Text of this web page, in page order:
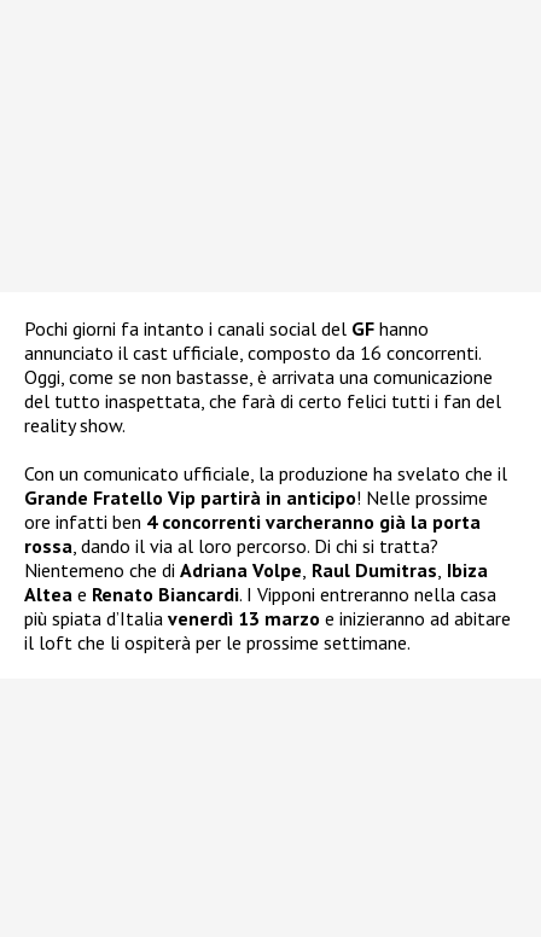
Pochi giorni fa intanto i canali social del GF hanno
annunciato il cast ufficiale, composto da 16 concorrenti.
Oggi, come se non bastasse, è arrivata una comunicazione
del tutto inaspettata, che farà di certo felici tutti i fan del
reality show.
Con un comunicato ufficiale, la produzione ha svelato che il
Grande Fratello Vip partirà in anticipo! Nelle prossime
ore infatti ben 4 concorrenti varcheranno già la porta
rossa , dando il via al loro percorso. Di chi si tratta?
Nientemeno che di Adriana Volpe Raul Dumitras Ibiza
Altea e Renato Biancardi. I Vipponi entreranno nella casa
più spiata d’Italia venerdì 13 marzo e inizieranno ad abitare
il loft che li ospiterà per le prossime settimane.